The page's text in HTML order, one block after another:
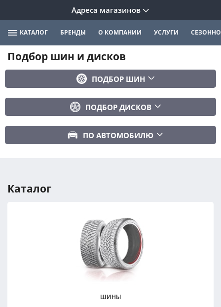
Адреса магазинов
КАТАЛОГ БРЕНДЫ О КОМПАНИИ УСЛУГИ
Подбор шин и дисков
ПОДБОР ШИН
Сбросить
ПОДБОР ДИСКОВ
ПОДОБРАТЬ
Сбросить
ПО АВТОМОБИЛЮ
Год авто
ПОДОБРАТЬ
Сбросить
Каталог
ШИНЫ